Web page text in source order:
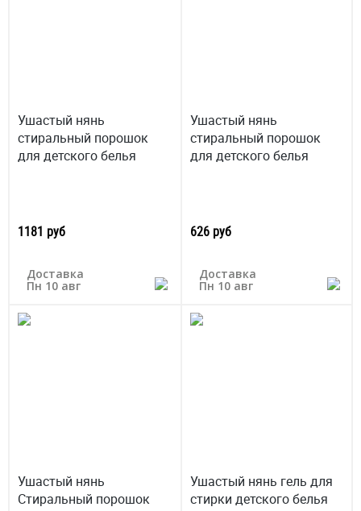
Ушастый нянь
стиральный порошок
для детского белья
1181 руб
Доставка
Пн 10 авг
Ушастый нянь
стиральный порошок
для детского белья
626 руб
Доставка
Пн 10 авг
Ушастый нянь
Стиральный порошок
Ушастый нянь гель для
стирки детского белья